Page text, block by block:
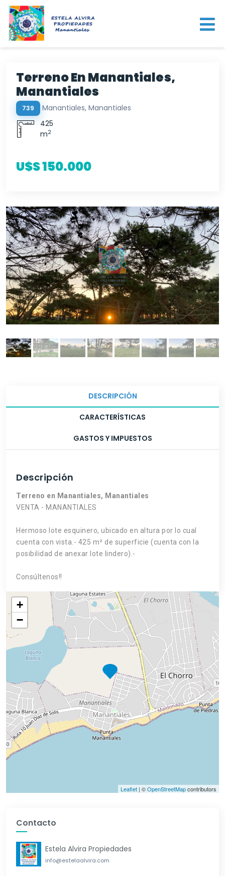
Terreno En Manantiales,
Manantiales
739
Manantiales, Manantiales
425
m2
U$S 150.000
DESCRIPCIÓN
CARACTERÍSTICAS
GASTOS Y IMPUESTOS
Descripción
Terreno en Manantiales, Manantiales
VENTA - MANANTIALES
Hermoso lote esquinero, ubicado en altura por lo cual
cuenta con vista.- 425 m² de superficie (cuenta con la
posibilidad de anexar lote lindero).-
Consúltenos!!
+
−
Leaflet | ©OpenStreetMapcontributors
Contacto
Estela Alvira Propiedades
info@estelaalvira.com